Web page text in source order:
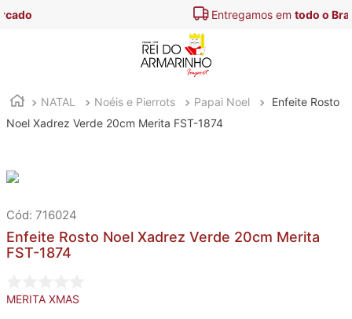
todo o Brasil
NATAL Noéis e Pierrots Papai Noel
Enfeite Rosto
Noel Xadrez Verde 20cm Merita FST-1874
: 716024
Enfeite Rosto Noel Xadrez Verde 20cm Merita
FST-1874
MERITA XMAS